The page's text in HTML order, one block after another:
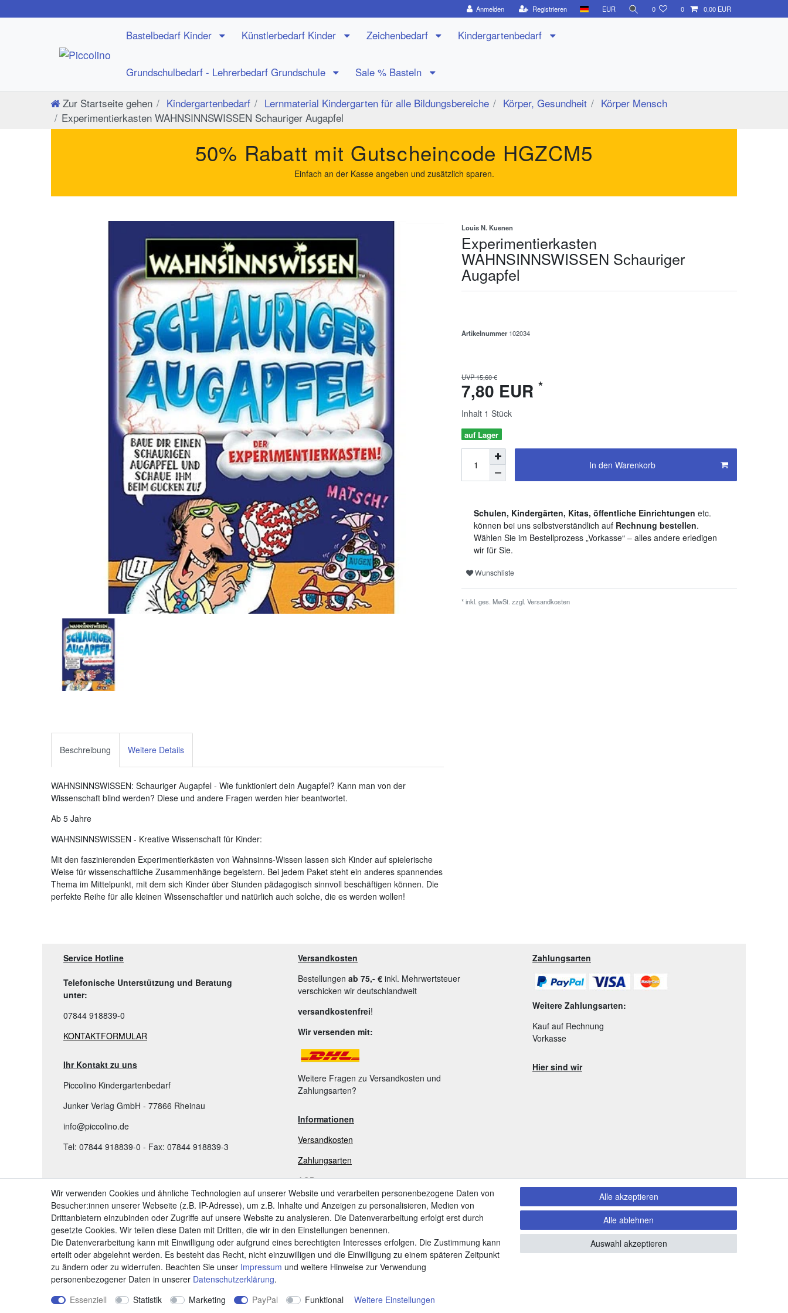
Anmelden Registrieren EUR 0 0 0,00 EUR
Bastelbedarf Kinder Künstlerbedarf Kinder Zeichenbedarf Kindergartenbedarf
Grundschulbedarf - Lehrerbedarf Grundschule Sale % Basteln
Zur Startseite gehen Kindergartenbedarf Lernmaterial Kindergarten für alle Bildungsbereiche Körper, Gesundheit
Körper Mensch
Experimentierkasten WAHNSINNSWISSEN Schauriger Augapfel
50% Rabatt mit Gutscheincode HGZCM5
Einfach an der Kasse angeben und zusätzlich sparen.
Louis N. Kuenen
Experimentierkasten
WAHNSINNSWISSEN Schauriger
Augapfel
Artikelnummer 102034
UVP 15,60 €
7,80 EUR *
Inhalt 1 Stück
auf Lager
In den Warenkorb
Schulen, Kindergärten, Kitas, öffentliche Einrichtungen etc.
können bei uns selbstverständlich auf Rechnung bestellen.
Wählen Sie im Bestellprozess „Vorkasse“ – alles andere erledigen
wir für Sie.
Wunschliste
* inkl. ges. MwSt. zzgl. Versandkosten
Beschreibung Weitere Details
WAHNSINNSWISSEN: Schauriger Augapfel - Wie funktioniert dein Augapfel? Kann man von der
Wissenschaft blind werden? Diese und andere Fragen werden hier beantwortet.
Ab 5 Jahre
WAHNSINNSWISSEN - Kreative Wissenschaft für Kinder:
Mit den faszinierenden Experimentierkästen von Wahnsinns-Wissen lassen sich Kinder auf spielerische
Weise für wissenschaftliche Zusammenhänge begeistern. Bei jedem Paket steht ein anderes spannendes
Thema im Mittelpunkt, mit dem sich Kinder über Stunden pädagogisch sinnvoll beschäftigen können. Die
perfekte Reihe für alle kleinen Wissenschaftler und natürlich auch solche, die es werden wollen!
Service Hotline
Telefonische Unterstützung und Beratung
unter:
07844 918839-0
KONTAKTFORMULAR
Ihr Kontakt zu uns
Piccolino Kindergartenbedarf
Junker Verlag GmbH - 77866 Rheinau
info@piccolino.de
Tel: 07844 918839-0 - Fax: 07844 918839-3
TOP KATEGORIEN:
➤ Kindergartenbedarf
➤ Bastelbedarf & Künstlerbedarf Kinder
➤ Grundschule: Lernen & Lehren
Versandkosten
Bestellungen ab 75,- € inkl. Mehrwertsteuer
verschicken wir deutschlandweit
versandkostenfrei!
Wir versenden mit:
Weitere Fragen zu Versandkosten und
Zahlungsarten?
Informationen
Versandkosten
Zahlungsarten
AGB
Widerrufsrecht
Vertrag widerrufen
Datenschutzerklärung
Impressum
Zahlungsarten
Weitere Zahlungsarten:
Kauf auf Rechnung
Vorkasse
Hier sind wir
Wir verwenden Cookies und ähnliche Technologien auf unserer Website und verarbeiten personenbezogene Daten von
Besucher:innen unserer Webseite (z.B. IP-Adresse), um z.B. Inhalte und Anzeigen zu personalisieren, Medien von
Drittanbietern einzubinden oder Zugriffe auf unsere Website zu analysieren. Die Datenverarbeitung erfolgt erst durch
gesetzte Cookies. Wir teilen diese Daten mit Dritten, die wir in den Einstellungen benennen.
Die Datenverarbeitung kann mit Einwilligung oder aufgrund eines berechtigten Interesses erfolgen. Die Zustimmung kann
erteilt oder abgelehnt werden. Es besteht das Recht, nicht einzuwilligen und die Einwilligung zu einem späteren Zeitpunkt
zu ändern oder zu widerrufen. Beachten Sie unser Impressum und weitere Hinweise zur Verwendung
personenbezogener Daten in unserer Daten­schutz­erklärung.
Essenziell
Statistik Marketing PayPal Funktional Weitere Einstellungen
Alle akzeptieren
Alle ablehnen
Auswahl akzeptieren